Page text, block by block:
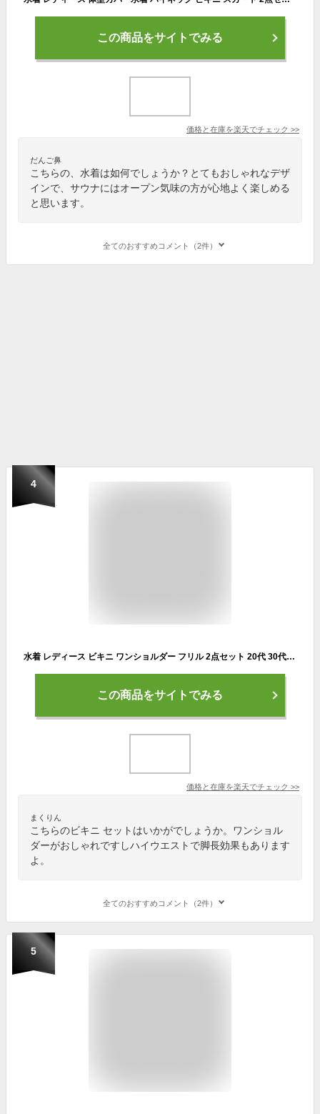
この商品をサイトでみる
価格と在庫を楽天でチェック >>
だんご鼻
こちらの、水着は如何でしょうか？とてもおしゃれなデザ
インで、サウナにはオープン気味の方が心地よく楽しめる
と思います。
全てのおすすめコメント（2件）
4
水着 レディース ビキニ ワンショルダー フリル 2点セット 20代 30代 オトナ女子 セクシー バックシャン お洒落 可愛い セパレート 2way ハイウエスト ショーツ 無地 アシンメトリー ブロックチェック シンプル モノトーン ブラック 黒 即日発送
この商品をサイトでみる
価格と在庫を楽天でチェック >>
まくりん
こちらのビキニ セットはいかがでしょうか。ワンショル
ダーがおしゃれですしハイウエストで脚長効果もあります
よ。
全てのおすすめコメント（2件）
5